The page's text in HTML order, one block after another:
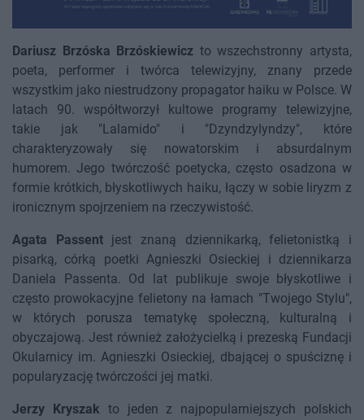
Dariusz Brzóska Brzóskiewicz to wszechstronny artysta,
poeta, performer i twórca telewizyjny, znany przede
wszystkim jako niestrudzony propagator haiku w Polsce. W
latach 90. współtworzył kultowe programy telewizyjne,
takie jak "Lalamido" i "Dzyndzylyndzy", które
charakteryzowały się nowatorskim i absurdalnym
humorem. Jego twórczość poetycka, często osadzona w
formie krótkich, błyskotliwych haiku, łączy w sobie liryzm z
ironicznym spojrzeniem na rzeczywistość.
Agata Passentjest znaną dziennikarką, felietonistką i
pisarką, córką poetki Agnieszki Osieckiej i dziennikarza
Daniela Passenta. Od lat publikuje swoje błyskotliwe i
często prowokacyjne felietony na łamach "Twojego Stylu",
w których porusza tematykę społeczną, kulturalną i
obyczajową. Jest również założycielką i prezeską Fundacji
Okularnicy im. Agnieszki Osieckiej, dbającej o spuściznę i
popularyzację twórczości jej matki.
Jerzy Kryszak to jeden z najpopularniejszych polskich